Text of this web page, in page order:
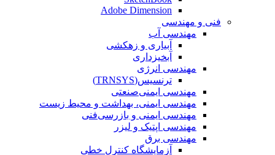
Adobe Dimension
فنی و مهندسی
مهندسی آب
آبیاری و زهکشی
آبخیزداری
مهندسی انرژی
ترنسیس(TRNSYS)
مهندسی ایمنی‌صنعتی
مهندسی ایمنی، بهداشت و محیط زیست
مهندسی ایمنی‌ و‌ بازرسی‌فنی
مهندسی اپتیک و لیزر
مهندسی برق
آزمایشگاه کنترل خطی